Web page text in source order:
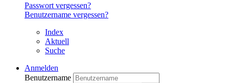
Passwort vergessen?
Benutzername vergessen?
Index
Aktuell
Suche
Anmelden
Benutzername